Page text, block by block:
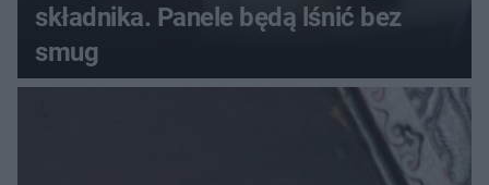
składnika. Panele będą lśnić bez
smug